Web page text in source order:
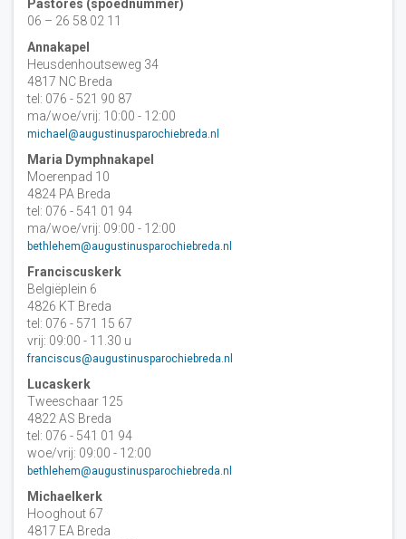
Pastores (spoednummer)
06 – 26 58 02 11
Annakapel
Heusdenhoutseweg 34
4817 NC Breda
tel: 076 - 521 90 87
ma/woe/vrij: 10:00 - 12:00
michael@augustinusparochiebreda.nl
Maria Dymphnakapel
Moerenpad 10
4824 PA Breda
tel: 076 - 541 01 94
ma/woe/vrij: 09:00 - 12:00
bethlehem@augustinusparochiebreda.nl
Franciscuskerk
Belgiëplein 6
4826 KT Breda
tel: 076 - 571 15 67
vrij: 09:00 - 11.30 u
franciscus@augustinusparochiebreda.nl
Lucaskerk
Tweeschaar 125
4822 AS Breda
tel: 076 - 541 01 94
woe/vrij: 09:00 - 12:00
bethlehem@augustinusparochiebreda.nl
Michaelkerk
Hooghout 67
4817 EA Breda